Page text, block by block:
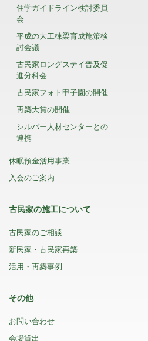
住学ガイドライン検討委員
会
平成の大工棟梁育成施策検
討会議
古民家ロングステイ普及促
進分科会
古民家フォト甲子園の開催
再築大賞の開催
シルバー人材センターとの
連携
休眠預金活用事業
入会のご案内
古民家の施工について
古民家のご相談
新民家・古民家再築
活用・再築事例
その他
お問い合わせ
会場貸出